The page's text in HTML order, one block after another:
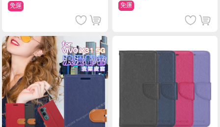
免運 免運